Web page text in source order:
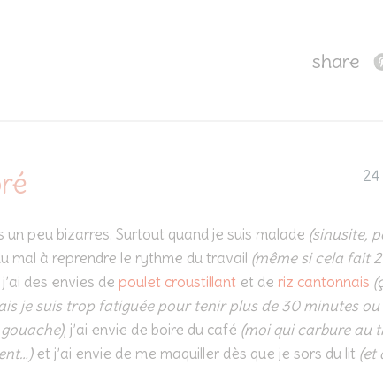
share
un peu bizarres. Surtout quand je suis malade (sinusite,
mal à reprendre le rythme du travail (même si cela fait
des envies de poulet croustillant et de riz cantonnais
je suis trop fatiguée pour tenir plus de 30 minutes ou
, j’ai envie de boire du café (moi qui carbure au
et j’ai envie de me maquiller dès que je sors du lit (et